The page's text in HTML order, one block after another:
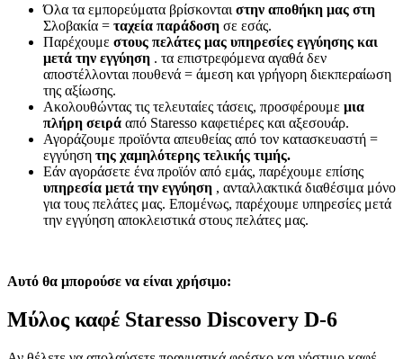
Όλα τα εμπορεύματα βρίσκονται στην αποθήκη μας στη
Σλοβακία = ταχεία παράδοση σε εσάς.
Παρέχουμε στους πελάτες μας υπηρεσίες εγγύησης και
μετά την εγγύηση . τα επιστρεφόμενα αγαθά δεν
αποστέλλονται πουθενά = άμεση και γρήγορη διεκπεραίωση
της αξίωσης.
Ακολουθώντας τις τελευταίες τάσεις, προσφέρουμε μια
πλήρη σειρά από Staresso καφετιέρες και αξεσουάρ.
Αγοράζουμε προϊόντα απευθείας από τον κατασκευαστή =
εγγύηση της χαμηλότερης τελικής τιμής.
Εάν αγοράσετε ένα προϊόν από εμάς, παρέχουμε επίσης
υπηρεσία μετά την εγγύηση , ανταλλακτικά διαθέσιμα μόνο
για τους πελάτες μας. Επομένως, παρέχουμε υπηρεσίες μετά
την εγγύηση αποκλειστικά στους πελάτες μας.
Αυτό θα μπορούσε να είναι χρήσιμο:
Μύλος καφέ Staresso Discovery D-6